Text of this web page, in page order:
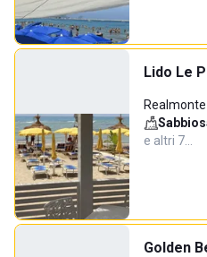
Lido Le
Realmonte
e altri 7…
Golden